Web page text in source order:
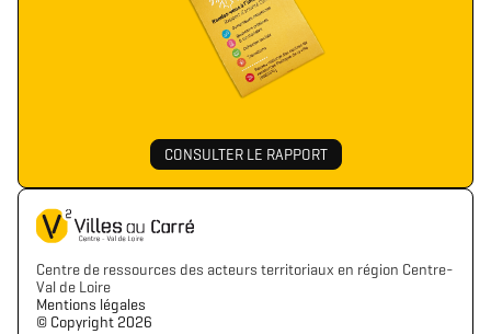
CONSULTER LE RAPPORT
Centre de ressources des acteurs territoriaux en région Centre-
Val de Loire
Mentions légales
©️ Copyright 2026